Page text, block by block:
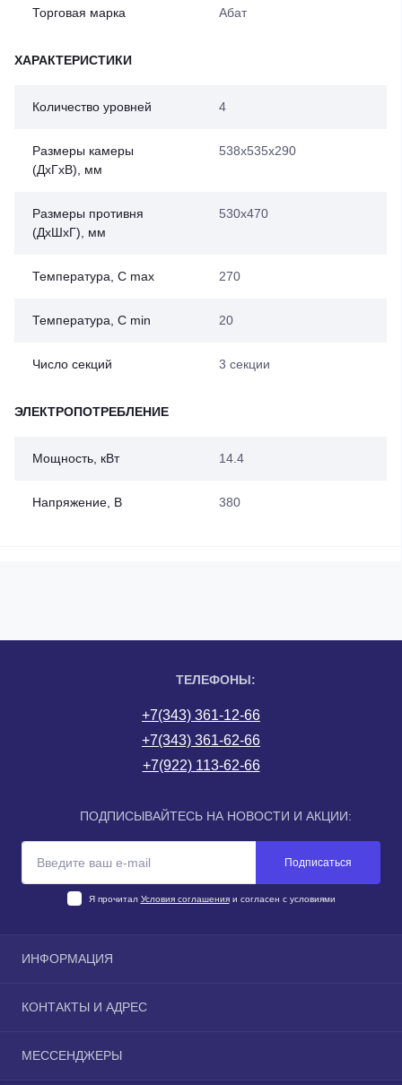
Торговая марка Абат
ХАРАКТЕРИСТИКИ
Количество уровней 4
Размеры камеры
(ДхГхВ), мм
538x535x290
Размеры противня
(ДхШхГ), мм
530x470
Температура, С max 270
Температура, С min 20
Число секций 3 секции
ЭЛЕКТРОПОТРЕБЛЕНИЕ
Мощность, кВт 14.4
Напряжение, В 380
ТЕЛЕФОНЫ:
+7(343) 361-12-66
+7(343) 361-62-66
+7(922) 113-62-66
ПОДПИСЫВАЙТЕСЬ НА НОВОСТИ И АКЦИИ:
Подписаться
Я прочитал Условия соглашенияи согласен с условиями
ИНФОРМАЦИЯ
Доставка и оплата Екатеринбурге
Связаться с нами
КОНТАКТЫ И АДРЕС
подъезда)
МЕССЕНДЖЕРЫ